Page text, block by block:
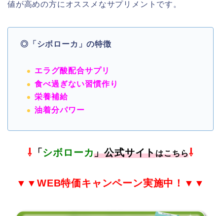
値が高めの方にオススメなサプリメントです。
◎「シボローカ」の特徴
エラグ酸配合サプリ
食べ過ぎない習慣作り
栄養補給
油着分パワー
⇩ 「 シボローカ」公式サイトはこちら⇩
▼▼ WEB特価キャンペーン実施中！▼▼